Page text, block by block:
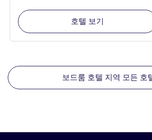
호텔 보기
보드룸 호텔 지역 모든 호